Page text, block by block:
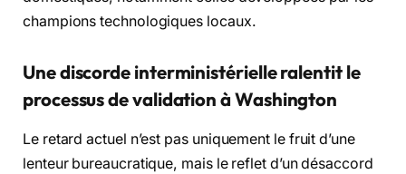
champions technologiques locaux.
Une discorde interministérielle ralentit le
processus de validation à Washington
Le retard actuel n’est pas uniquement le fruit d’une
lenteur bureaucratique, mais le reflet d’un désaccord